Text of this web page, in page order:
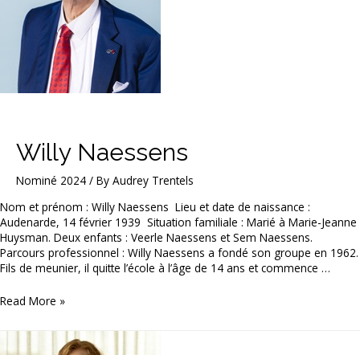
Willy Naessens
Nominé 2024 / By Audrey Trentels
Nom et prénom : Willy Naessens Lieu et date de naissance :
Audenarde, 14 février 1939 Situation familiale : Marié à Marie-Jeanne
Huysman. Deux enfants : Veerle Naessens et Sem Naessens.
Parcours professionnel : Willy Naessens a fondé son groupe en 1962.
Fils de meunier, il quitte l’école à l’âge de 14 ans et commence …
Willy
Read More »